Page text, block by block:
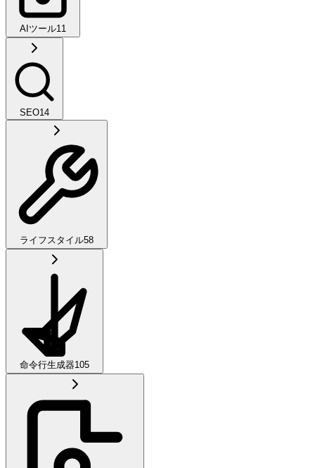
AIツール11
SEO14
ライフスタイル58
命令行生成器105